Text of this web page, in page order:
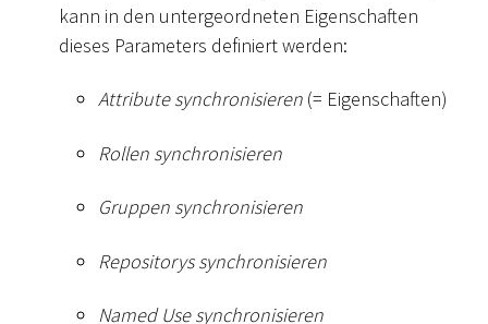
kann in den untergeordneten Eigenschaften
dieses Parameters definiert werden:
Attribute synchronisieren (= Eigenschaften)
Rollen synchronisieren
Gruppen synchronisieren
Repositorys synchronisieren
Named Use synchronisieren